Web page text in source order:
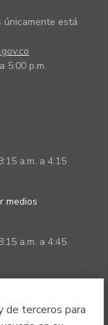
de terceros para
únicamente está
5:00 p.m.
a.m. a 4:15
medios
a.m. a 4:45